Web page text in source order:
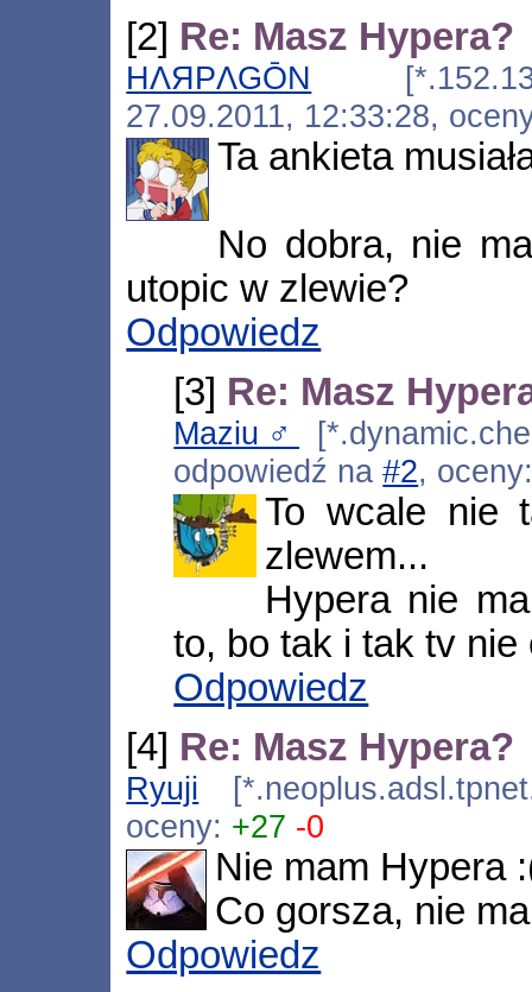
[2] Re: Masz Hypera?
HΛЯPΛGŌN
27.09.2011, 12:33:28,
Ta ankieta
No dobra, nie
utopic w zlewie?
Odpowiedz
[3] Re: Masz
Maziu♂
odpowiedź na#2,
To wcale nie
zlewem...
Hypera nie
to, bo tak i tak tv
Odpowiedz
[4] Re: Masz Hypera?
Ryuji
oceny: +27 -0
Nie mam Hypera
Co gorsza, nie
Odpowiedz